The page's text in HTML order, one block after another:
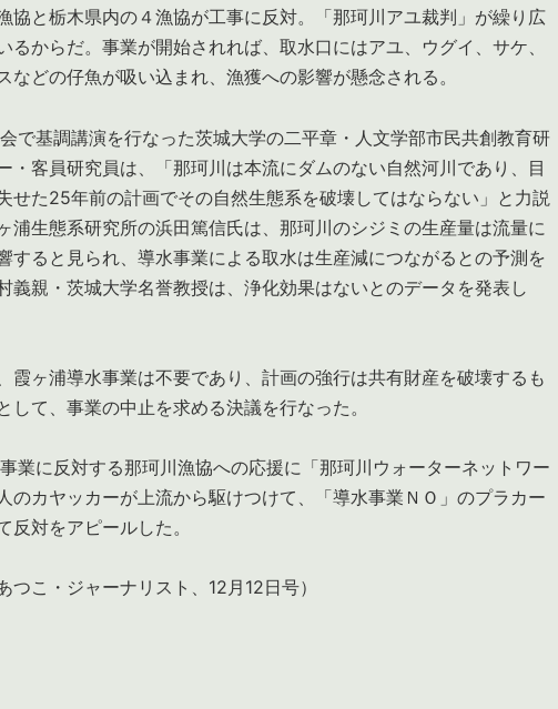
協と栃木県内の４漁協が工事に反対。「那珂川アユ裁判」が繰り広
るからだ。事業が開始されれば、取水口にはアユ、ウグイ、サケ、
などの仔魚が吸い込まれ、漁獲への影響が懸念される。
で基調講演を行なった茨城大学の二平章・人文学部市民共創教育研
・客員研究員は、「那珂川は本流にダムのない自然河川であり、目
せた25年前の計画でその自然生態系を破壊してはならない」と力説
浦生態系研究所の浜田篤信氏は、那珂川のシジミの生産量は流量に
すると見られ、導水事業による取水は生産減につながるとの予測を
義親・茨城大学名誉教授は、浄化効果はないとのデータを発表し
霞ヶ浦導水事業は不要であり、計画の強行は共有財産を破壊するも
して、事業の中止を求める決議を行なった。
業に反対する那珂川漁協への応援に「那珂川ウォーターネットワー
のカヤッカーが上流から駆けつけて、「導水事業ＮＯ」のプラカー
反対をアピールした。
つこ・ジャーナリスト、12月12日号）